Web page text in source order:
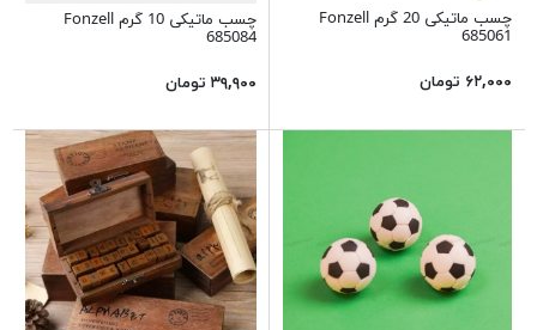
چسب ماتیکی 20 گرم Fonzell
685061
۶۲,۰۰۰ تومان
چسب ماتیکی 10 گرم Fonzell
685084
۳۹,۹۰۰ تومان